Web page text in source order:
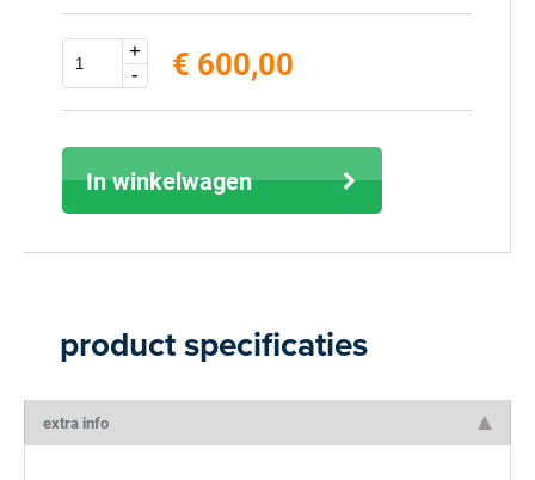
dan zult u een nieuw reservoir erbij moeten
bestellen.
+
-
€ 600,00
In winkelwagen
product specificaties
extra info